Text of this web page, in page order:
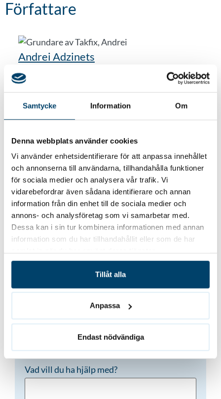
Samtycke Information Om
Denna webbplats använder cookies
Vi använder enhetsidentifierare för att anpassa innehållet
och annonserna till användarna, tillhandahålla funktioner
för sociala medier och analysera vår trafik. Vi
vidarebefordrar även sådana identifierare och annan
information från din enhet till de sociala medier och
annons- och analysföretag som vi samarbetar med.
Dessa kan i sin tur kombinera informationen med annan
information som du har tillhandahållit eller som de har
Tillåt alla
Anpassa
Endast nödvändiga
Författare
Andrei Adzinets
VD Takfix
Vill du bli kontaktad?
Namn (Obligatoriskt)
E-post (Obligatoriskt)
Vad vill du ha hjälp med?